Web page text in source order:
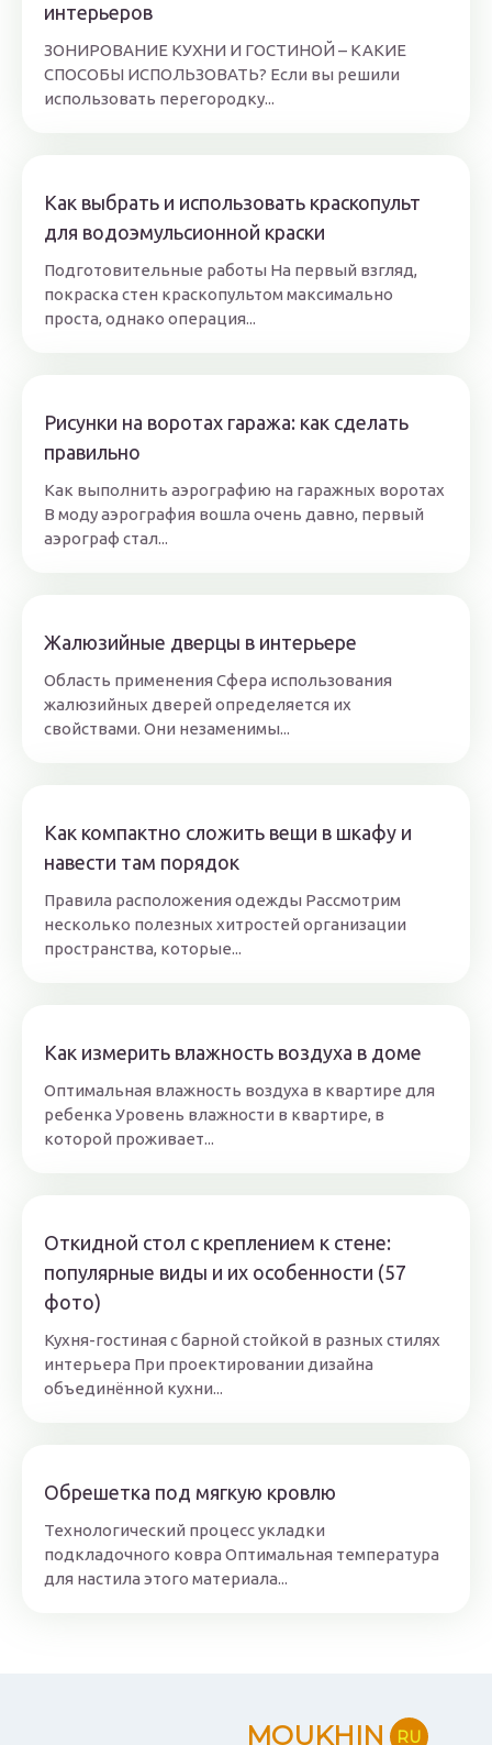
интерьеров
ЗОНИРОВАНИЕ КУХНИ И ГОСТИНОЙ – КАКИЕ
СПОСОБЫ ИСПОЛЬЗОВАТЬ? Если вы решили
использовать перегородку...
Как выбрать и использовать краскопульт
для водоэмульсионной краски
Подготовительные работы На первый взгляд,
покраска стен краскопультом максимально
проста, однако операция...
Рисунки на воротах гаража: как сделать
правильно
Как выполнить аэрографию на гаражных воротах
В моду аэрография вошла очень давно, первый
аэрограф стал...
Жалюзийные дверцы в интерьере
Область применения Сфера использования
жалюзийных дверей определяется их
свойствами. Они незаменимы...
Как компактно сложить вещи в шкафу и
навести там порядок
Правила расположения одежды Рассмотрим
несколько полезных хитростей организации
пространства, которые...
Как измерить влажность воздуха в доме
Оптимальная влажность воздуха в квартире для
ребенка Уровень влажности в квартире, в
которой проживает...
Откидной стол с креплением к стене:
популярные виды и их особенности (57
фото)
Кухня-гостиная с барной стойкой в разных стилях
интерьера При проектировании дизайна
объединённой кухни...
Обрешетка под мягкую кровлю
Технологический процесс укладки
подкладочного ковра Оптимальная температура
для настила этого материала...
MOUKHIN RU